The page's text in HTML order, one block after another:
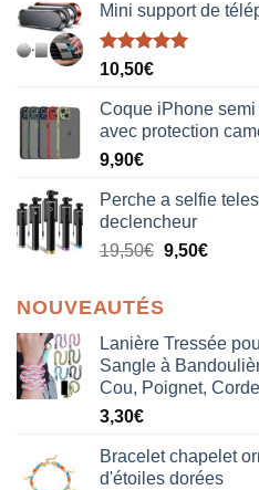
Mini support de
Note5.00
10,50€
Coque iPhone
avec protection
9,90€
Perche a selfie
declencheur
19,50€ 9,50€
NOUVEAUTÉS
Lanière Tressée
Sangle à
Cou, Poignet,
3,30€
Bracelet chapelet
d'étoiles dorées